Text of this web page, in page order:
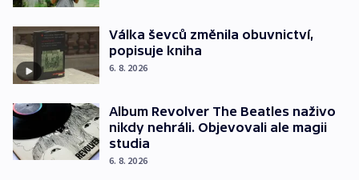
Válka ševců změnila obuvnictví,
popisuje kniha
6. 8. 2026
Album Revolver The Beatles naživo
nikdy nehráli. Objevovali ale magii
studia
6. 8. 2026